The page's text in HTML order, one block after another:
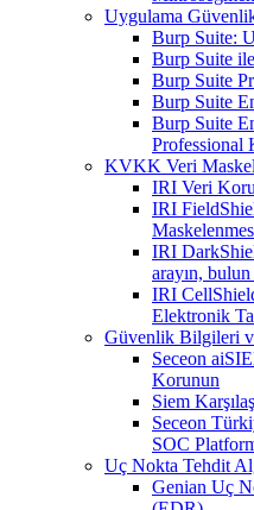
Uygulama
Burp Suite:
Burp Suite
Burp Suite
Burp Suite
Burp Suite
Professional
KVKK Veri
IRI Veri
IRI
IRI
arayın,
IRI
Elektronik
Güvenlik Bilgileri
Seceon
Korunun
Siem
Seceon
SOC
Uç Nokta Tehdit
Genian Uç